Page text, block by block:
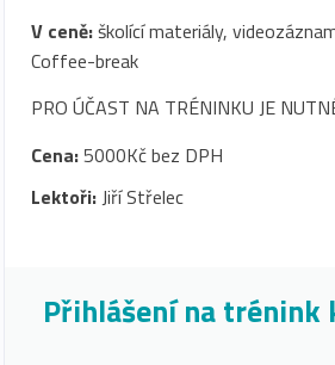
V ceně:školící materiály,
Coffee-break
PRO ÚČAST NA TRÉNINKU JE
Cena:5000Kč bez DPH
Lektoři: Jiří Střelec
Přihlášení na trénink